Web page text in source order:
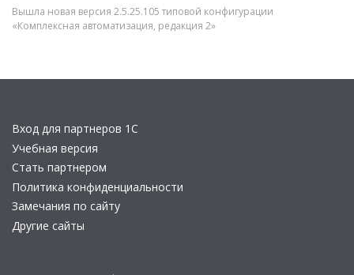
Вышла новая версия 2.5.25.105 типовой конфигурации
«Комплексная автоматизация, редакция 2»
Вход для партнеров 1С
Учебная версия
Стать партнером
Политика конфиденциальности
Замечания по сайту
Другие сайты